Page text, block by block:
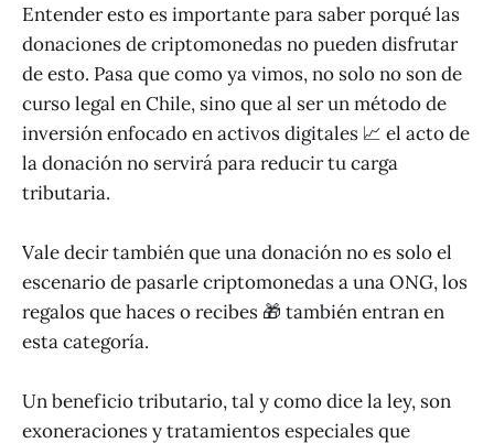
Entender esto es importante para saber porqué las
donaciones de criptomonedas no pueden disfrutar
de esto. Pasa que como ya vimos, no solo no son de
curso legal en Chile, sino que al ser un método de
inversión enfocado en activos digitales 📈 el acto de
la donación no servirá para reducir tu carga
tributaria.
Vale decir también que una donación no es solo el
escenario de pasarle criptomonedas a una ONG, los
regalos que haces o recibes 🎁 también entran en
esta categoría.
Un beneficio tributario, tal y como dice la ley, son
exoneraciones y tratamientos especiales que